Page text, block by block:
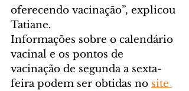
oferecendo vacinação”, explicou
Tatiane.
Informações sobre o calendário
vacinal e os pontos de
vacinação de segunda a sexta-
feira podem ser obtidas no site